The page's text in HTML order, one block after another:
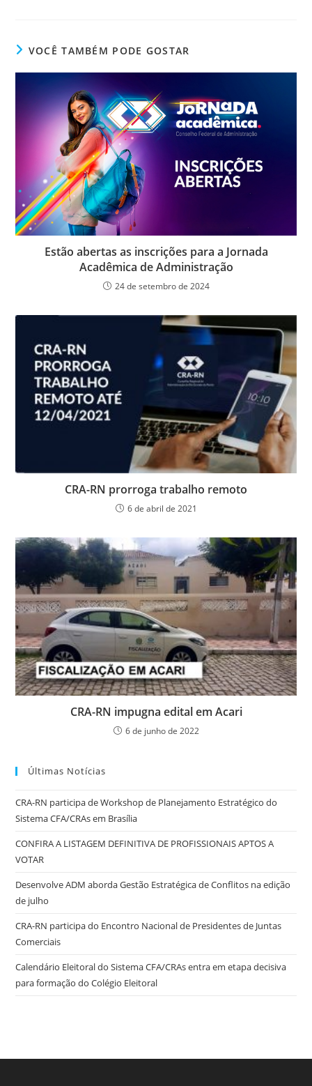
e
b
o
o
k
er e
dI
n
s
A
p
p
e
n
g
er
ri
e
n
dl
y
VOCÊ TAMBÉM PODE GOSTAR
Estão abertas as inscrições para a Jornada
Acadêmica de Administração
24 de setembro de 2024
CRA-RN prorroga trabalho remoto
6 de abril de 2021
CRA-RN impugna edital em Acari
6 de junho de 2022
Últimas Notícias
CRA-RN participa de Workshop de Planejamento Estratégico do
Sistema CFA/CRAs em Brasília
CONFIRA A LISTAGEM DEFINITIVA DE PROFISSIONAIS APTOS A
VOTAR
Desenvolve ADM aborda Gestão Estratégica de Conflitos na edição
de julho
CRA-RN participa do Encontro Nacional de Presidentes de Juntas
Comerciais
Calendário Eleitoral do Sistema CFA/CRAs entra em etapa decisiva
para formação do Colégio Eleitoral